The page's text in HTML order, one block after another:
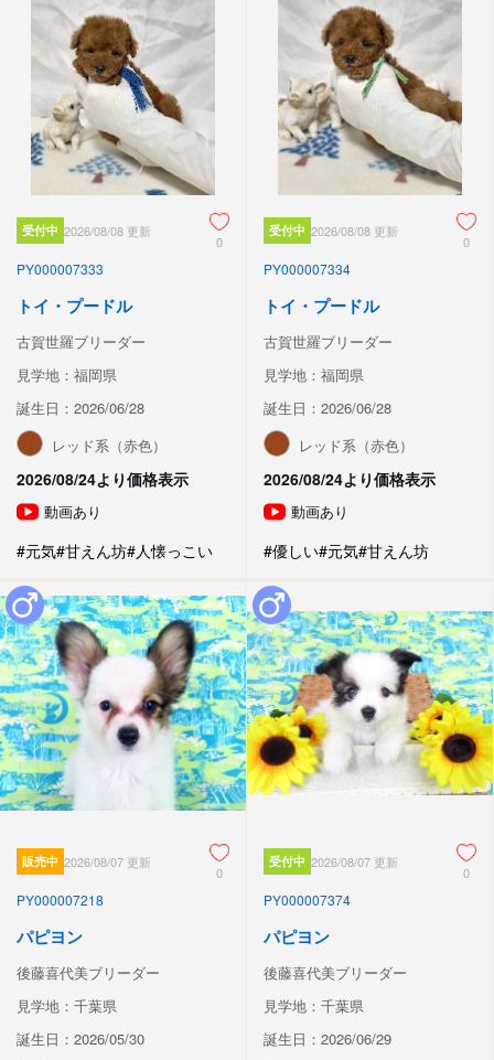
受付中 2026/08/08 更新
0
PY000007333
トイ・プードル
古賀世羅ブリーダー
見学地：福岡県
誕生日：2026/06/28
レッド系（赤色）
2026/08/24より価格表示
動画あり
#元気#甘えん坊#人懐っこい
受付中 2026/08/08 更新
0
PY000007334
トイ・プードル
古賀世羅ブリーダー
見学地：福岡県
誕生日：2026/06/28
レッド系（赤色）
2026/08/24より価格表示
動画あり
#優しい#元気#甘えん坊
販売中 2026/08/07 更新
0
PY000007218
パピヨン
後藤喜代美ブリーダー
見学地：千葉県
誕生日：2026/05/30
受付中 2026/08/07 更新
0
PY000007374
パピヨン
後藤喜代美ブリーダー
見学地：千葉県
誕生日：2026/06/29